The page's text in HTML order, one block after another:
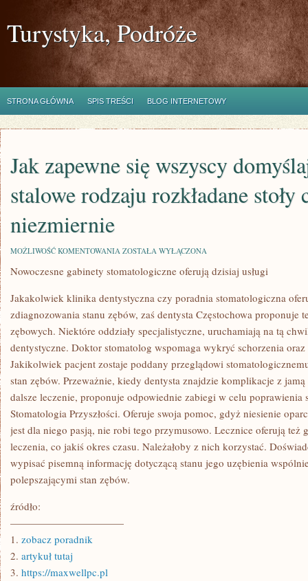
Turystyka, Podróże
STRONA GŁÓWNA SPIS TREŚCI BLOG INTERNETOWY
Jak zapewne się wszyscy
stalowe rodzaju rozkładane stoły
niezmiernie
MOŻLIWOŚĆ KOMENTOWANIA JAK
SIĘ
MEBLE
STALOWE
RODZAJU
ROZKŁADANE
STOŁY
CATERINGOWE
NIEZMIERNIE
ZOSTAŁA WYŁĄCZONA
Nowoczesne gabinety stomatologiczne oferują dzisiaj usługi
Jakakolwiek klinika dentystyczna czy poradnia stomatologiczna
zdiagnozowania stanu zębów, zaś dentysta Częstochowa proponuje
zębowych. Niektóre oddziały specjalistyczne, uruchamiają na tą
dentystyczne. Doktor stomatolog wspomaga wykryć schorzenia
Jakikolwiek pacjent zostaje poddany przeglądowi
stan zębów. Przeważnie, kiedy dentysta znajdzie komplikacje z
dalsze leczenie, proponuje odpowiednie zabiegi w celu poprawienia
Stomatologia Przyszłości. Oferuje swoja pomoc, gdyż niesienie
jest dla niego pasją, nie robi tego przymusowo. Lecznice oferują też
leczenia, co jakiś okres czasu. Należałoby z nich korzystać.
wypisać pisemną informację dotyczącą stanu jego uzębienia
polepszającymi stan zębów.
źródło:
———————————
1. zobacz poradnik
2. artykuł tutaj
3. https://maxwellpc.pl